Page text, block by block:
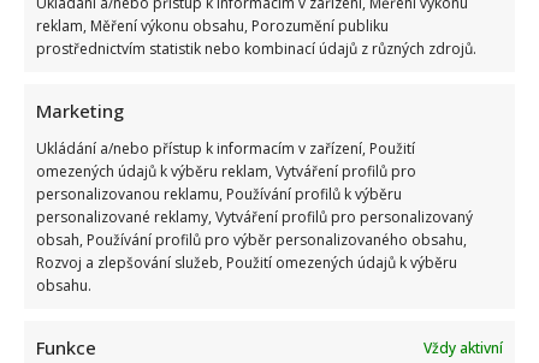
reklam, Měření výkonu obsahu, Porozumění publiku
prostřednictvím statistik nebo kombinací údajů z různých zdrojů.
Marketing
Ukládání a/nebo přístup k informacím v zařízení, Použití
omezených údajů k výběru reklam, Vytváření profilů pro
personalizovanou reklamu, Používání profilů k výběru
personalizované reklamy, Vytváření profilů pro personalizovaný
obsah, Používání profilů pro výběr personalizovaného obsahu,
Rozvoj a zlepšování služeb, Použití omezených údajů k výběru
obsahu.
Funkce
Vždy aktivní